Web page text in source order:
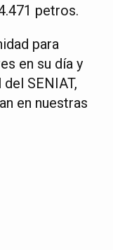
petros.
para
en su día y
SENIAT,
en nuestras